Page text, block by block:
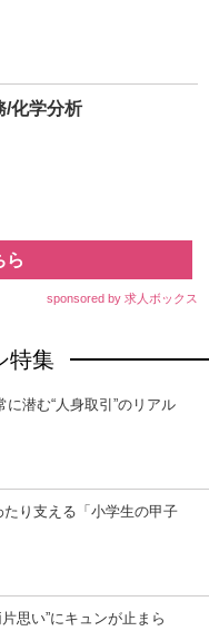
/化学分析
ら
sponsored by 求人ボックス
特集
潜む“人身取引”のリアル
り支える「小学生の甲子
思い”にキュンが止まら